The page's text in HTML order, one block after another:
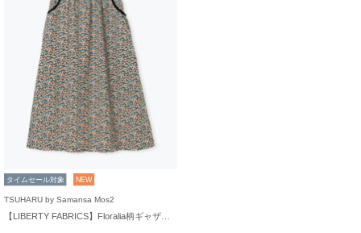
タイムセール対象 NEW
TSUHARU by Samansa Mos2